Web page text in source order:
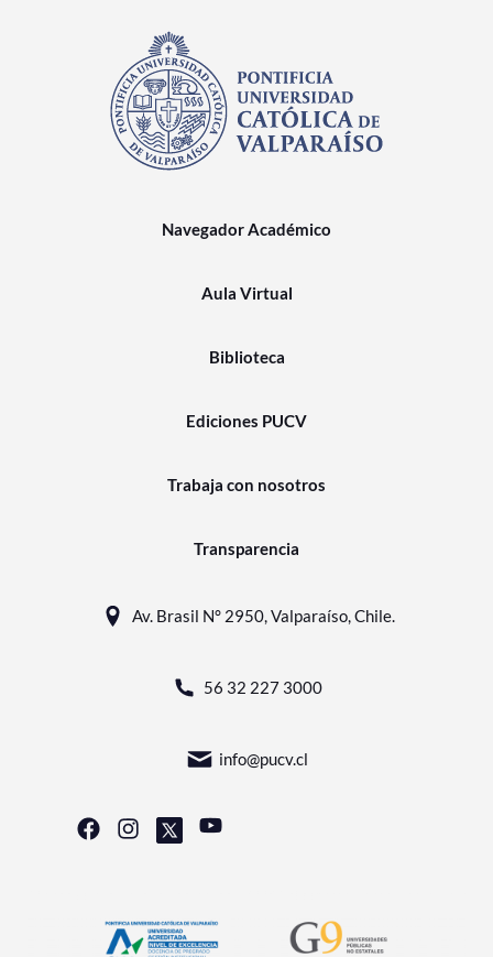
Navegador Académico
Aula Virtual
Biblioteca
Ediciones PUCV
Trabaja con nosotros
Transparencia
Av. Brasil N° 2950, Valparaíso, Chile.
56 32 227 3000
info@pucv.cl